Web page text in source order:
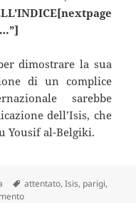
dimostrare la sua
di un complice
sarebbe
dell’Isis, che
Yousif al-Belgiki.
Tag
attentato,Isis, parigi,
su Assalto agli Champs